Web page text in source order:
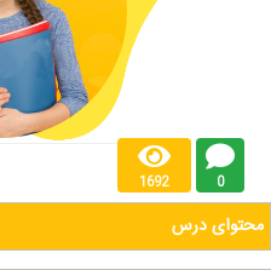
1692 0
محتوای درس